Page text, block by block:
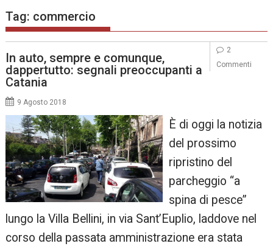
Tag: commercio
In auto, sempre e comunque,
dappertutto: segnali preoccupanti a
Catania
9 Agosto 2018
È di oggi la notizia
del prossimo
ripristino del
parcheggio “a
spina di pesce”
lungo la Villa Bellini, in via Sant’Euplio, laddove nel
corso della passata amministrazione era stata
2
Commenti